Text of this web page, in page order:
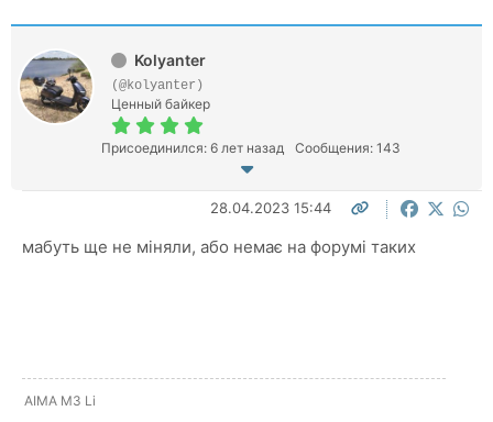
Kolyanter
(@kolyanter)
Ценный байкер
Присоединился: 6 лет назад Сообщения: 143
28.04.2023 15:44
мабуть ще не міняли, або немає на форумі таких
AIMA M3 Li